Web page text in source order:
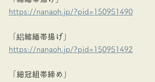
https://nanaoh.jp/?pid=150951490
「絽縮緬帯揚げ」
https://nanaoh.jp/?pid=150951492
「細冠組帯締め」